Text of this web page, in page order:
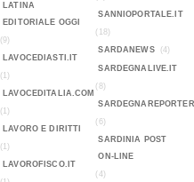
LATINA
EDITORIALE OGGI
(9)
LAVOCEDIASTI.IT
(1)
LAVOCEDITALIA.COM
(1)
LAVORO E DIRITTI
(1)
LAVOROFISCO.IT
SANNIOPORTALE.IT
(18)
SARDANEWS
(4)
SARDEGNALIVE.IT
(8)
(6)
SARDINIA POST
ON-LINE
(4)